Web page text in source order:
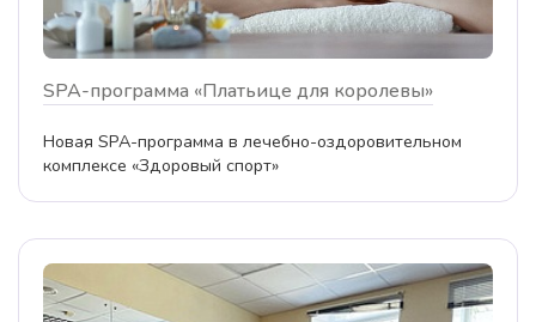
SPA-программа «Платьице для королевы»
Новая SPA-программа в лечебно-оздоровительном
комплексе «Здоровый спорт»